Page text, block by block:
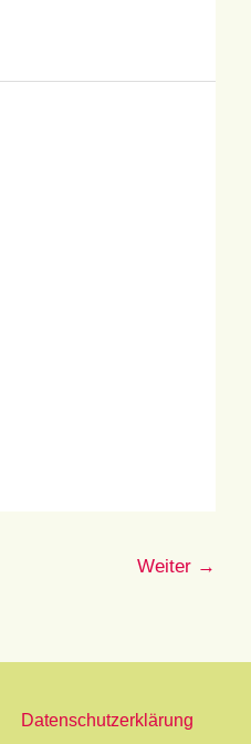
Weiter →
Datenschutzerklärung